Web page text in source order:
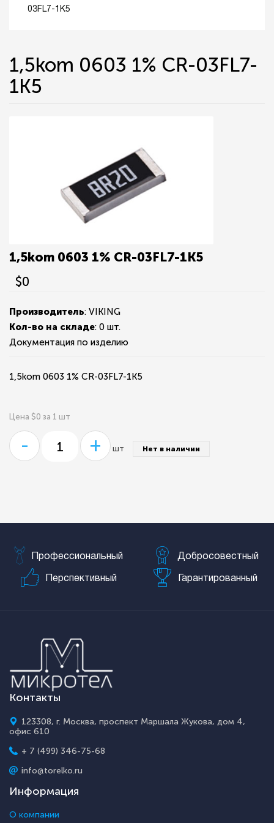
03FL7-1K5
1,5kom 0603 1% CR-03FL7-
1K5
1,5kom 0603 1% CR-03FL7-1K5
$0
Производитель: VIKING
Кол-во на складе: 0 шт.
Документация по изделию
1,5kom 0603 1% CR-03FL7-1K5
Цена $0 за 1 шт
- + шт Нет в наличии
Профессиональный Добросовестный
Перспективный Гарантированный
Контакты
123308, г. Москва, проспект Маршала Жукова, дом 4,
офис 610
+ 7 (499) 346-75-68
info@torelko.ru
Информация
О компании